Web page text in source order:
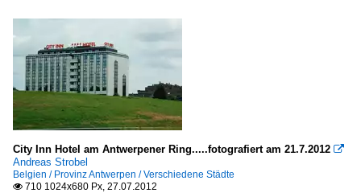
Torbauten
Deutschland
Türme
Deutschland
City Inn Hotel am Antwerpener Ring.....fotografiert am 21.7.2012 
Andreas Strobel
Belgien / Provinz Antwerpen / Verschiedene Städte
 710 1024x680 Px, 27.07.2012